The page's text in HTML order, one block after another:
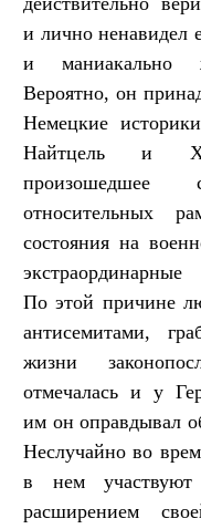
и лично ненавидел
и маниакально
Вероятно, он
Немецкие
Найтцель и
относительных
состояния на
По этой причине
антисемитами,
жизни
отмечалась и у
им он оправдывал
Неслучайно во
в нем
расширением